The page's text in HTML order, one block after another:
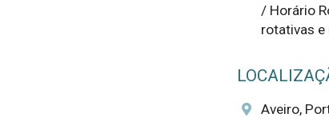
/ Horário
rotativas e
Aveiro,